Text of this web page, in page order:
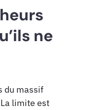
ne
du massif
limite est